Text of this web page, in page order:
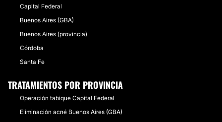
Capital Federal
Buenos Aires (GBA)
Buenos Aires (provincia)
Córdoba
Santa Fe
TRATAMIENTOS POR PROVINCIA
Operación tabique Capital Federal
Eliminación acné Buenos Aires (GBA)